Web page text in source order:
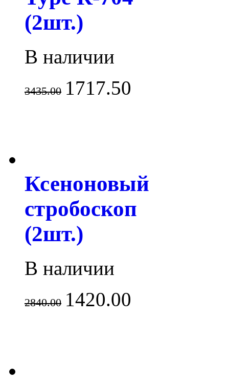
(2шт.)
В наличии
3435.00 1717.50
Ксеноновый
стробоскоп
(2шт.)
В наличии
2840.00 1420.00